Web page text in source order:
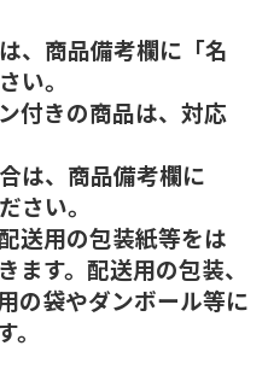
、商品備考欄に「名
い。
付きの商品は、対応
は、商品備考欄に
さい。
送用の包装紙等をは
ます。配送用の包装、
の袋やダンボール等に